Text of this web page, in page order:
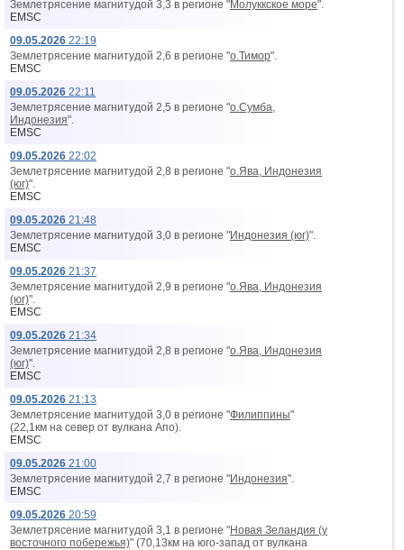
Землетрясение магнитудой 3,3 в регионе "Молуккское море".
EMSC
09.05.2026 22:19
Землетрясение магнитудой 2,6 в регионе "о.Тимор".
EMSC
09.05.2026 22:11
Землетрясение магнитудой 2,5 в регионе "о.Сумба,
Индонезия".
EMSC
09.05.2026 22:02
Землетрясение магнитудой 2,8 в регионе "о.Ява, Индонезия
(юг)".
EMSC
09.05.2026 21:48
Землетрясение магнитудой 3,0 в регионе "Индонезия (юг)".
EMSC
09.05.2026 21:37
Землетрясение магнитудой 2,9 в регионе "о.Ява, Индонезия
(юг)".
EMSC
09.05.2026 21:34
Землетрясение магнитудой 2,8 в регионе "о.Ява, Индонезия
(юг)".
EMSC
09.05.2026 21:13
Землетрясение магнитудой 3,0 в регионе "Филиппины"
(22,1км на север от вyлкана Апо).
EMSC
09.05.2026 21:00
Землетрясение магнитудой 2,7 в регионе "Индонезия".
EMSC
09.05.2026 20:59
Землетрясение магнитудой 3,1 в регионе "Новая Зеландия (у
восточного побережья)" (70,13км на юго-запад от вyлкана